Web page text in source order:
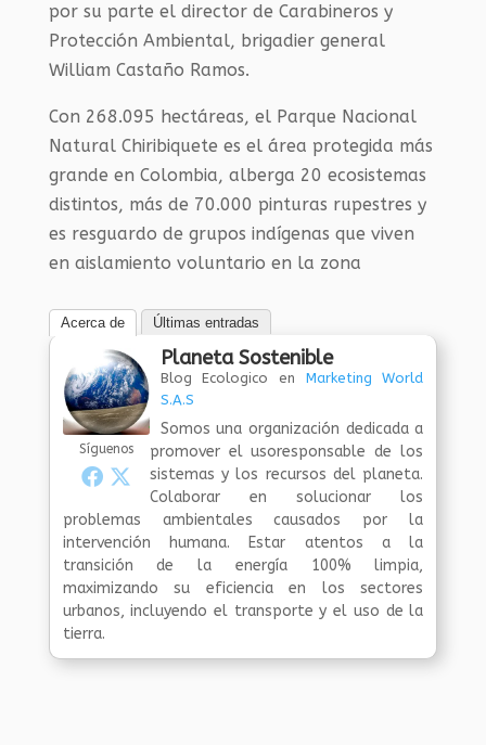
por su parte el director de Carabineros y
Protección Ambiental, brigadier general
William Castaño Ramos.
Con 268.095 hectáreas, el Parque Nacional
Natural Chiribiquete es el área protegida más
grande en Colombia, alberga 20 ecosistemas
distintos, más de 70.000 pinturas rupestres y
es resguardo de grupos indígenas que viven
en aislamiento voluntario en la zona
Acerca de Últimas entradas
Síguenos
Planeta Sostenible
Blog Ecologico en Marketing World
S.A.S
Somos una organización dedicada a
promover el usoresponsable de los
sistemas y los recursos del planeta.
Colaborar en solucionar los
problemas ambientales causados por la
intervención humana. Estar atentos a la
transición de la energía 100% limpia,
maximizando su eficiencia en los sectores
urbanos, incluyendo el transporte y el uso de la
tierra.